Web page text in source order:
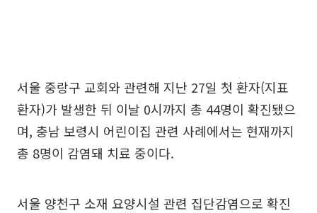
서울 중랑구 교회와 관련해 지난 27일 첫 환자(지표
환자)가 발생한 뒤 이날 0시까지 총 44명이 확진됐으
며, 충남 보령시 어린이집 관련 사례에서는 현재까지
총 8명이 감염돼 치료 중이다.
서울 양천구 소재 요양시설 관련 집단감염으로 확진